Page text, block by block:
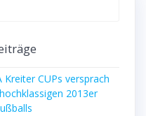
Krei­ter CUPs ver­sprach
2013er